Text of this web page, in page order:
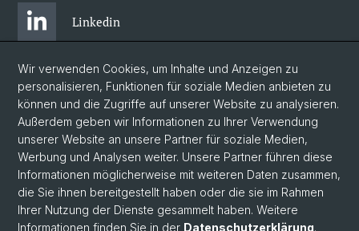
Linkedin
Bluesky
Instagram
Facebook
Wir verwenden Cookies, um Inhalte und Anzeigen zu
personalisieren, Funktionen für soziale Medien anbieten zu
können und die Zugriffe auf unserer Website zu analysieren.
Außerdem geben wir Informationen zu Ihrer Verwendung
unserer Website an unsere Partner für soziale Medien,
Werbung und Analysen weiter. Unsere Partner führen diese
Informationen möglicherweise mit weiteren Daten zusammen,
die Sie ihnen bereitgestellt haben oder die sie im Rahmen
Ihrer Nutzung der Dienste gesammelt haben. Weitere
Informationen finden Sie in der Datenschutzerklärung.